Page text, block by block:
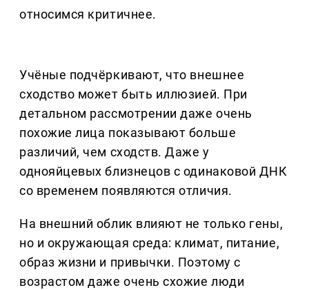
относимся критичнее.
Учёные подчёркивают, что внешнее
сходство может быть иллюзией. При
детальном рассмотрении даже очень
похожие лица показывают больше
различий, чем сходств. Даже у
однояйцевых близнецов с одинаковой ДНК
со временем появляются отличия.
На внешний облик влияют не только гены,
но и окружающая среда: климат, питание,
образ жизни и привычки. Поэтому с
возрастом даже очень схожие люди